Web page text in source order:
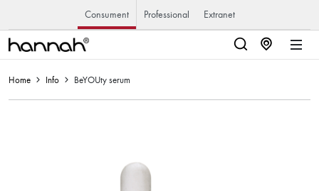
Consument Professional Extranet
Home Info BeYOUty serum